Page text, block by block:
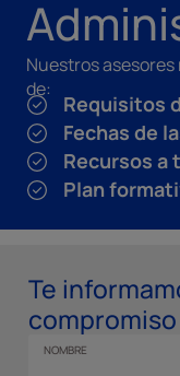
Nuestros
de:
Requisitos
Fechas de
Recursos a
Plan
Te
compromiso
NOMBRE